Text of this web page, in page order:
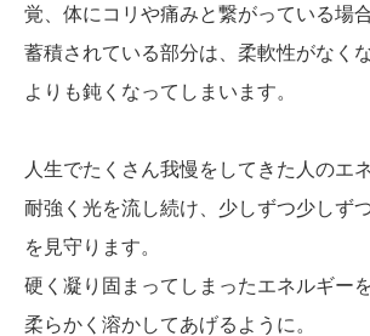
覚、体にコリや痛みと繋がっている場
蓄積されている部分は、柔軟性がなく
よりも鈍くなってしまいます。
人生でたくさん我慢をしてきた人のエ
耐強く光を流し続け、少しずつ少しず
を見守ります。
硬く凝り固まってしまったエネルギー
柔らかく溶かしてあげるように。